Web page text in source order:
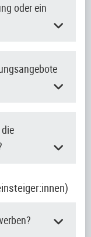
oder ein